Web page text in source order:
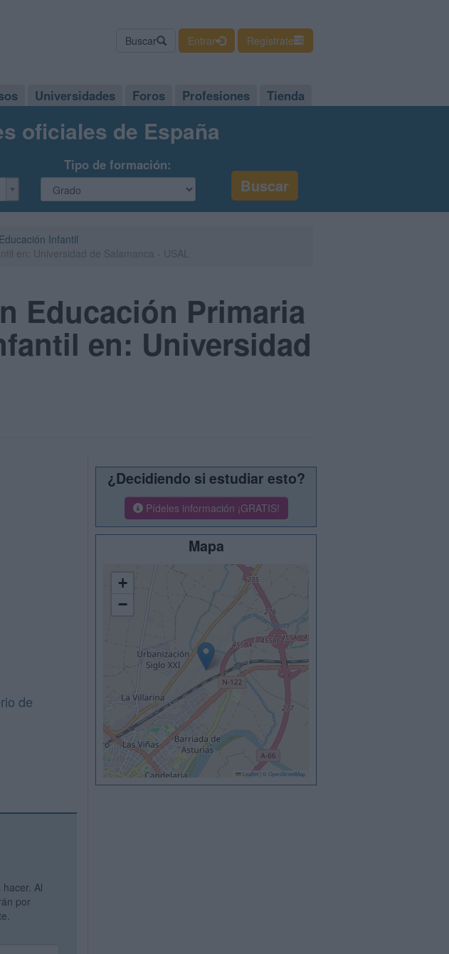
Buscar Entrar Regístrate
Universidades Foros Profesiones Tienda
oficiales de España
Tipo de formación:
Infantil
Educación Primaria
en: Universidad
de
Al
por
¿Decidiendo si estudiar esto?
Pídeles información ¡GRATIS!
Mapa
+
−
Leaflet © OpenStreetMap